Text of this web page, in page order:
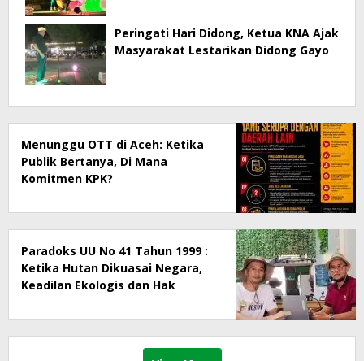
Peringati Hari Didong, Ketua KNA Ajak
Masyarakat Lestarikan Didong Gayo
Menunggu OTT di Aceh: Ketika
Publik Bertanya, Di Mana
Komitmen KPK?
Paradoks UU No 41 Tahun 1999 :
Ketika Hutan Dikuasai Negara,
Keadilan Ekologis dan Hak